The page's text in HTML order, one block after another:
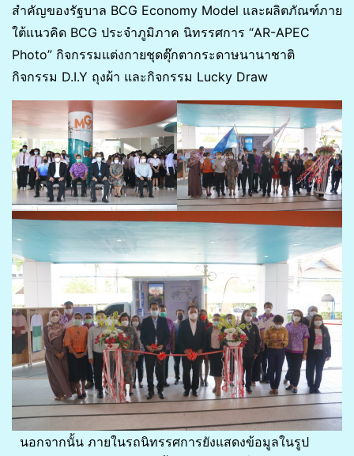
สำคัญของรัฐบาล BCG Economy Model และผลิตภัณฑ์ภาย
ใต้แนวคิด BCG ประจำภูมิภาค นิทรรศการ “AR-APEC
Photo” กิจกรรมแต่งกายชุดตุ๊กตากระดาษนานาชาติ
กิจกรรม D.I.Y ถุงผ้า และกิจกรรม Lucky Draw
นอกจากนั้น ภายในรถนิทรรศการยังแสดงข้อมูลในรูป